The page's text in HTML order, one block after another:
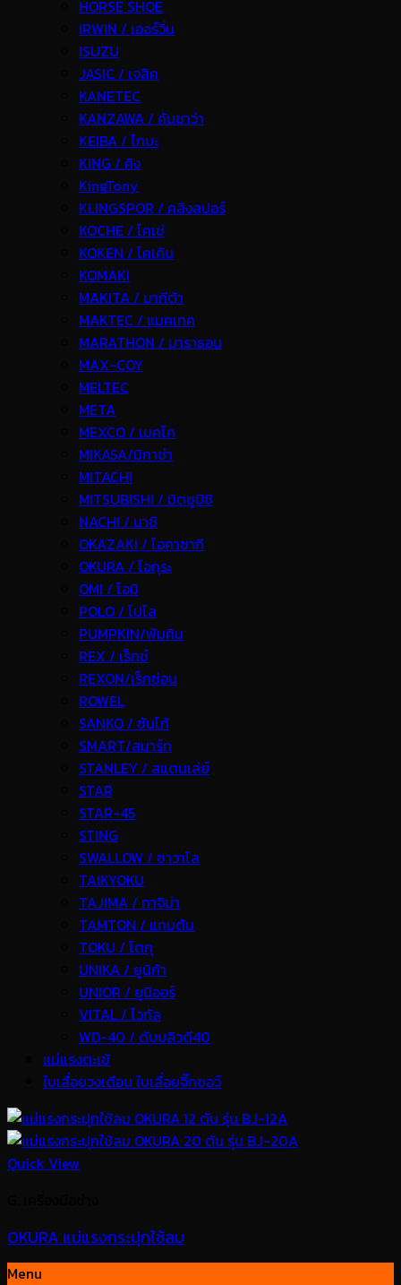
HORSE SHOE
IRWIN / เออร์วิ่น
ISUZU
JASIC / เจสิค
KANETEC
KANZAWA / คันซาว่า
KEIBA / ไกบะ
KING / คิง
KingTony
KLINGSPOR / คลิงสปอร์
KOCHE / โคเช่
KOKEN / โคเค้น
KOMAKI
MAKITA / มากีต้า
MAKTEC / แมคเทค
MARATHON / มาราธอน
MAX-COY
MELTEC
META
MEXCO / เมคโค
MIKASA/มิกาซ่า
MITACHI
MITSUBISHI / มิตซูบิชิ
NACHI / นาชิ
OKAZAKI / โอคาซากิ
OKURA / โอกุระ
OMI / โอมิ
POLO / โปโล
PUMPKIN/พัมคิน
REX / เร็กช์
REXON/เร็กซ่อน
ROWEL
SANKO / ซันโก้
SMART/สมาร์ท
STANLEY / สแตนเล่ย์
STAR
STAR-45
STING
SWALLOW / ซาวาโล
TAIKYOKU
TAJIMA / ทาจิม่า
TAMTON / แทมตัน
TOKU / โตกุ
UNIKA / ยูนิก้า
UNIOR / ยูนิออร์
VITAL / ไวทัล
WD-40 / ดับบลิวดี40
แม่แรงตะเข้
ใบเลื่อยวงเดือน ใบเลื่อยจิ๊กซอว์
Quick View
OKURA แม่แรงกระปุกใช้ลม
Menu